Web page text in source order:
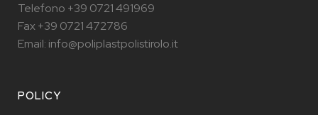
Telefono +39 0721 491969
Fax +39 0721 472786
Email: info@poliplastpolistirolo.it
POLICY